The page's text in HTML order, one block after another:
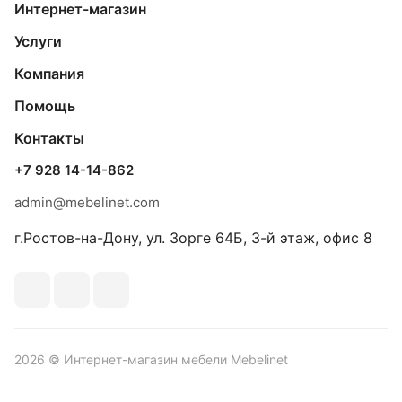
Интернет-магазин
Услуги
Компания
Помощь
Контакты
+7 928 14-14-862
admin@mebelinet.com
г.Ростов-на-Дону, ул. Зорге 64Б, 3-й этаж, офис 8
2026 © Интернет-магазин мебели Mebelinet